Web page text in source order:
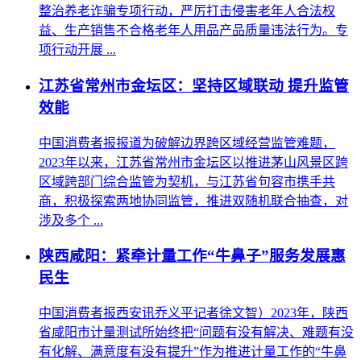
整治养老诈骗专项行动，严厉打击侵害老年人合法权
益、生产销售不合格老年人用品产品质量违法行为。专
项行动开展 ...
江苏省常州市金坛区：坚持区域联动 提升监管
效能
中国消费者报报道为破解边界跨区域经营监管难题，
2023年以来，江苏省常州市金坛区以推进茅山风景区跨
区域跨部门综合监管为契机，与江苏省句容市携手共
商，积极探索两地协同监管，推进双随机联合抽查，对
涉及多个 ...
陕西咸阳：紧牵计量工作“牛鼻子”服务发展惠
民生
中国消费者报西安讯乔义平记者徐文智）2023年，陕西
省咸阳市计量测试所始终把“问题有没有解决、难题有没
有化解、满意度有没有提升”作为推进计量工作的“牛鼻